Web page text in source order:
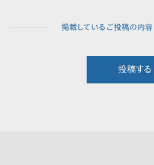
投稿する